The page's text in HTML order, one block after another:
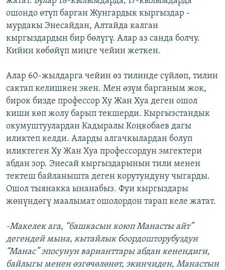
ошондо өтүп барган Жунгардык кыргыздар -
мурдакы Энесайдан, Алтайда калган
кыргыздардын бир бөлүгү. Алар аз санда болчу.
Кийин көбөйүп миңге чейин жеткен.
Алар 60-жылдарга чейин өз тилинде сүйлөп, тилин
сактап келишкен экен. Мен өзүм барганым жок,
бирок бизде профессор Ху Жан Хуа деген ошол
киши көп жолу барып текшерди. Кыргызстандык
окумуштуулардан Кадыралы Коңкобаев дагы
иликтеп келди. Аларды алгачкылардан болуп
иликтеген Ху Жан Хуа профессордун эмгектери
абдан зор. Энесай кыргыздарынын тили менен
тектеш байланышта деген корутундуну чыгарды.
Ошол тыянакка ынанабыз. Фуи кыргыздары
жөнүндөгү маалымат ошолордон тарап келе жатат.
-Макелек ага, “башкасын коюп Манасты айт”
дегендей мына, кытайлык боордошторубуздун
“Манас” эпосунун варианттары абдан кенендиги,
байлыгы менен өзгөчөлөнөт, экинчиден, Манастын